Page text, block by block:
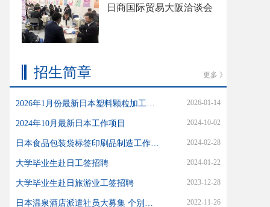
日商国际贸易大阪洽谈会
招生简章 更多 》
2026-01-14
2024年10月最新日本工作项目 2024-10-02
2024-02-28
大学毕业生赴日工签招聘 2024-01-22
大学毕业生赴日旅游业工签招聘 2023-12-28
2022-11-26